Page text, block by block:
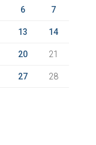
6 7
13 14
20 21
27 28